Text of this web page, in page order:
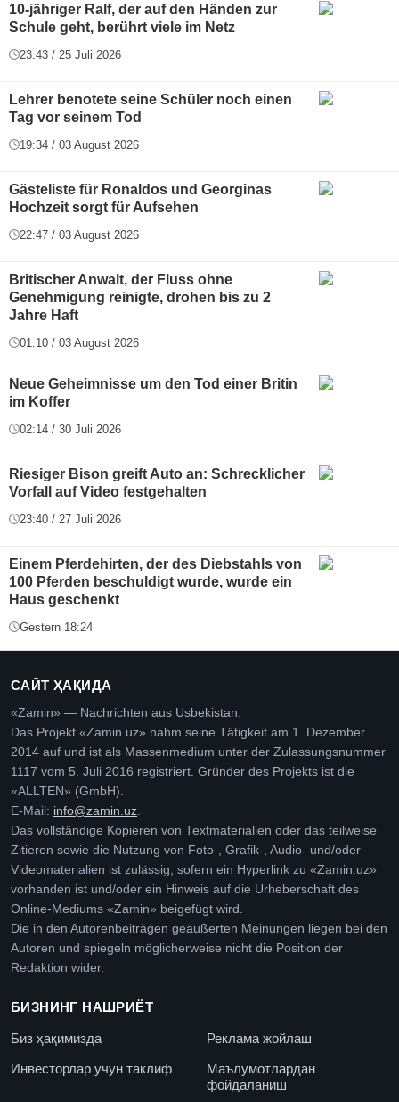
10-jähriger Ralf, der auf den Händen zur
Schule geht, berührt viele im Netz
23:43 / 25 Juli 2026
Lehrer benotete seine Schüler noch einen
Tag vor seinem Tod
19:34 / 03 August 2026
Gästeliste für Ronaldos und Georginas
Hochzeit sorgt für Aufsehen
22:47 / 03 August 2026
Britischer Anwalt, der Fluss ohne
Genehmigung reinigte, drohen bis zu 2
Jahre Haft
01:10 / 03 August 2026
Neue Geheimnisse um den Tod einer Britin
im Koffer
02:14 / 30 Juli 2026
Riesiger Bison greift Auto an: Schrecklicher
Vorfall auf Video festgehalten
23:40 / 27 Juli 2026
Einem Pferdehirten, der des Diebstahls von
100 Pferden beschuldigt wurde, wurde ein
Haus geschenkt
Gestern 18:24
САЙТ ҲАҚИДА
«Zamin» — Nachrichten aus Usbekistan.
Das Projekt «Zamin.uz» nahm seine Tätigkeit am 1. Dezember
2014 auf und ist als Massenmedium unter der Zulassungsnummer
1117 vom 5. Juli 2016 registriert. Gründer des Projekts ist die
«ALLTEN» (GmbH).
E-Mail: info@zamin.uz
Das vollständige Kopieren von Textmaterialien oder das teilweise
Zitieren sowie die Nutzung von Foto-, Grafik-, Audio- und/oder
Videomaterialien ist zulässig, sofern ein Hyperlink zu «Zamin.uz»
vorhanden ist und/oder ein Hinweis auf die Urheberschaft des
Online-Mediums «Zamin» beigefügt wird.
Die in den Autorenbeiträgen geäußerten Meinungen liegen bei den
Autoren und spiegeln möglicherweise nicht die Position der
Redaktion wider.
БИЗНИНГ НАШРИЁТ
Биз ҳақимизда
Реклама жойлаш
Инвесторлар учун таклиф
Маълумотлардан
фойдаланиш